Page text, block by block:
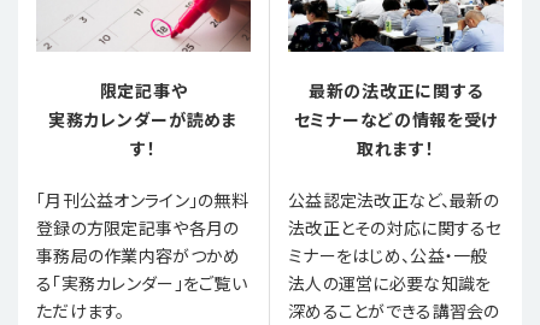
限定記事や
実務カレンダーが読めま
す！
「月刊公益オンライン」の無料
登録の方限定記事や各月の
事務局の作業内容がつかめ
る「実務カレンダー」をご覧い
ただけます。
最新の法改正に関する
セミナーなどの情報を受け
取れます！
公益認定法改正など、最新の
法改正とその対応に関するセ
ミナーをはじめ、公益・一般
法人の運営に必要な知識を
深めることができる講習会の